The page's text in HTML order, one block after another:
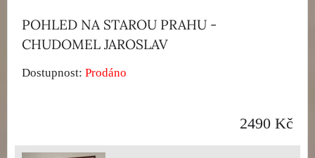
POHLED NA STAROU PRAHU -
CHUDOMEL JAROSLAV
Dostupnost: Prodáno
2490 Kč